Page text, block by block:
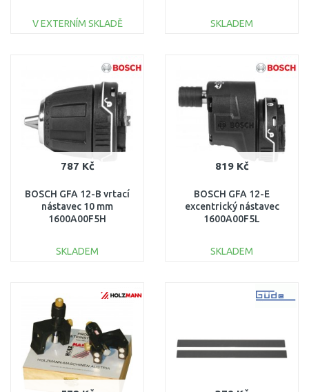
V EXTERNÍM SKLADĚ SKLADEM
787 Kč
BOSCH GFA 12-B vrtací
nástavec 10 mm
1600A00F5H
SKLADEM
Porovnat
819 Kč
BOSCH GFA 12-E
excentrický nástavec
1600A00F5L
SKLADEM